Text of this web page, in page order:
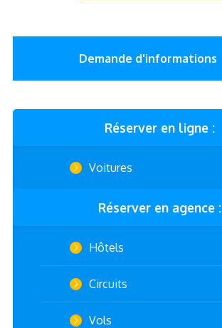
Réserver en ligne :
Voitures
Réserver en agence :
Hôtels
Circuits
Vols
Demande d'informations